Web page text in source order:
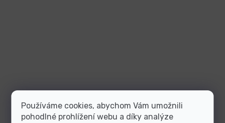
Používáme cookies, abychom Vám umožnili
pohodlné prohlížení webu a díky analýze